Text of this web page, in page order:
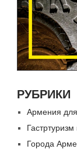
РУБРИКИ
Армения для
Города